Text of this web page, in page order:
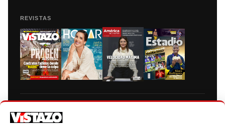
REVISTAS
autorización escrita de su titular, de todos los contenidos de Vistazo.com.